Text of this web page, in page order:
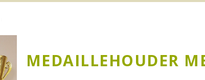
MEDAILLEHOUDER